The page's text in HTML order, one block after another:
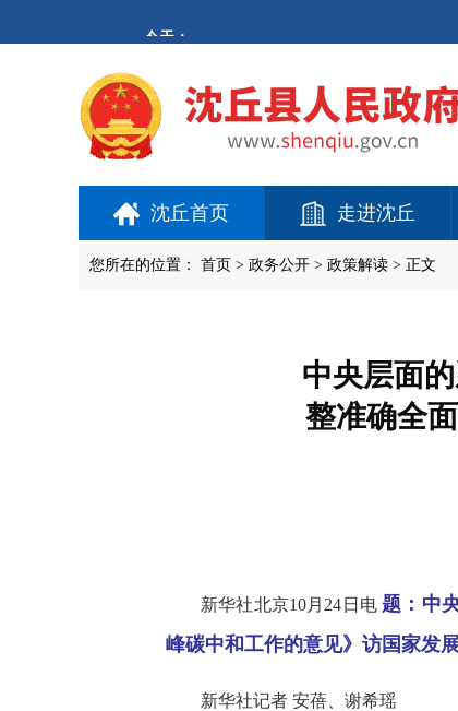
进
沈丘首页 走进沈丘
您所在的位置： 首页 > 政务公开 > 政策解读 > 正文
中央层面
整准确全
新华社北京10月24日电 题：中
峰碳中和工作的意见》访国家发
新华社记者 安蓓、谢希瑶